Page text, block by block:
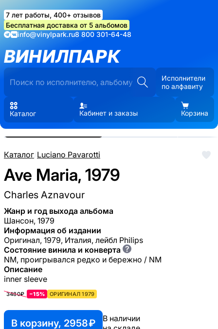
7 лет работы, 400+ отзывов
Бесплатная доставка от 5 альбомов
info@vinylpark.ru8 800 301-64-48
ВИНИЛПАРК
Исполнители
по алфавиту
Каталог Кабинет и заказы Корзина
Каталог/Luciano Pavarotti
Ave Maria, 1979
Charles Aznavour
Жанр и год выхода альбома
Шансон, 1979
Информация об издании
Оригинал, 1979, Италия, лейбл Philips
Состояние винила и конверта ?
NM, проигрывался редко и бережно / NM
Описание
inner sleeve
3480₽ −15% ОРИГИНАЛ 1979
В корзину, 2958 ₽
В наличии
Реальные фото пластинки.
Нажмите, чтобы увеличить